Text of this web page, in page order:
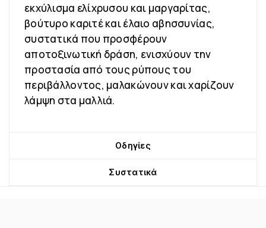
εκχύλισμα ελίχρυσου και μαργαρίτας,
βούτυρο καριτέ και έλαιο αβησσυνίας,
συστατικά που προσφέρουν
αποτοξινωτική δράση, ενισχύουν την
προστασία από τους ρύπους του
περιβάλλοντος, μαλακώνουν και χαρίζουν
λάμψη στα μαλλιά.
Οδηγίες
Συστατικά